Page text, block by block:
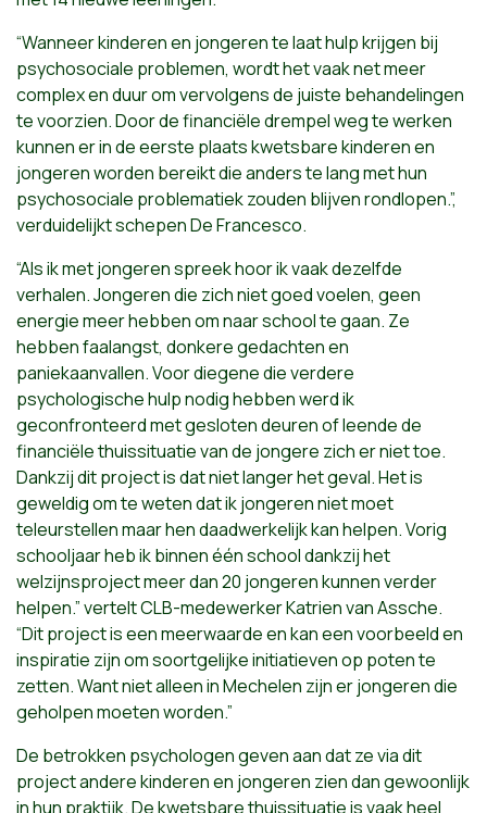
“Wanneer kinderen en jongeren te laat hulp krijgen bij
psychosociale problemen, wordt het vaak net meer
complex en duur om vervolgens de juiste behandelingen
te voorzien. Door de financiële drempel weg te werken
kunnen er in de eerste plaats kwetsbare kinderen en
jongeren worden bereikt die anders te lang met hun
psychosociale problematiek zouden blijven rondlopen.”,
verduidelijkt schepen De Francesco.
“Als ik met jongeren spreek hoor ik vaak dezelfde
verhalen. Jongeren die zich niet goed voelen, geen
energie meer hebben om naar school te gaan. Ze
hebben faalangst, donkere gedachten en
paniekaanvallen. Voor diegene die verdere
psychologische hulp nodig hebben werd ik
geconfronteerd met gesloten deuren of leende de
financiële thuissituatie van de jongere zich er niet toe.
Dankzij dit project is dat niet langer het geval. Het is
geweldig om te weten dat ik jongeren niet moet
teleurstellen maar hen daadwerkelijk kan helpen. Vorig
schooljaar heb ik binnen één school dankzij het
welzijnsproject meer dan 20 jongeren kunnen verder
helpen.” vertelt CLB-medewerker Katrien van Assche.
“Dit project is een meerwaarde en kan een voorbeeld en
inspiratie zijn om soortgelijke initiatieven op poten te
zetten. Want niet alleen in Mechelen zijn er jongeren die
geholpen moeten worden.”
De betrokken psychologen geven aan dat ze via dit
project andere kinderen en jongeren zien dan gewoonlijk
in hun praktijk. De kwetsbare thuissituatie is vaak heel